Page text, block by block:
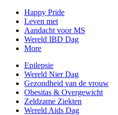
Happy Pride
Leven met
Aandacht voor MS
Wereld IBD Dag
More
Epilepsie
Wereld Nier Dag
Gezondheid van de vrouw
Obesitas & Overgewicht
Zeldzame Ziekten
Wereld Aids Dag